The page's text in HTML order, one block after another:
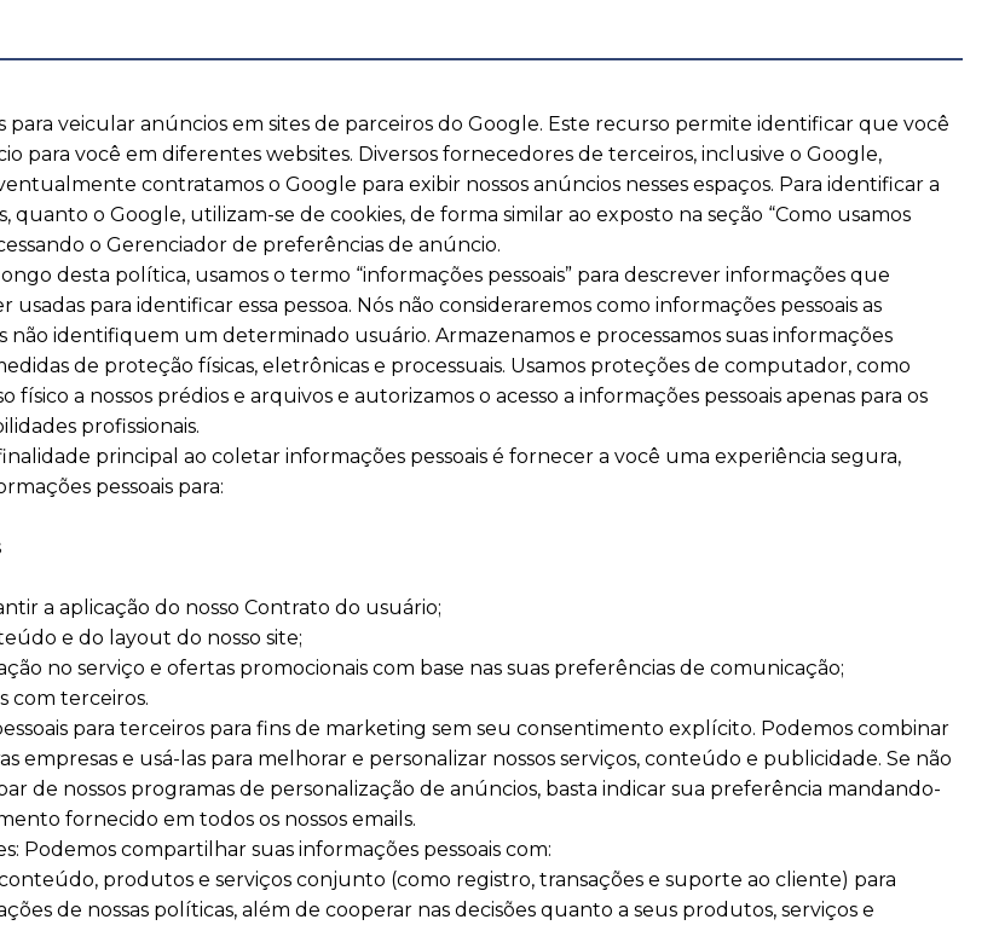
veicular anúncios em sites de parceiros do Google. Este recurso permite identificar que você
para você em diferentes websites. Diversos fornecedores de terceiros, inclusive o Google,
contratamos o Google para exibir nossos anúncios nesses espaços. Para identificar a
o Google, utilizam-se de cookies, de forma similar ao exposto na seção “Como usamos
o Gerenciador de preferências de anúncio.
desta política, usamos o termo “informações pessoais” para descrever informações que
usadas para identificar essa pessoa. Nós não consideraremos como informações pessoais as
identifiquem um determinado usuário. Armazenamos e processamos suas informações
de proteção físicas, eletrônicas e processuais. Usamos proteções de computador, como
a nossos prédios e arquivos e autorizamos o acesso a informações pessoais apenas para os
profissionais.
principal ao coletar informações pessoais é fornecer a você uma experiência segura,
pessoais para:
a aplicação do nosso Contrato do usuário;
e do layout do nosso site;
no serviço e ofertas promocionais com base nas suas preferências de comunicação;
com terceiros.
para terceiros para fins de marketing sem seu consentimento explícito. Podemos combinar
e usá-las para melhorar e personalizar nossos serviços, conteúdo e publicidade. Se não
de nossos programas de personalização de anúncios, basta indicar sua preferência mandando-
fornecido em todos os nossos emails.
Podemos compartilhar suas informações pessoais com:
produtos e serviços conjunto (como registro, transações e suporte ao cliente) para
de nossas políticas, além de cooperar nas decisões quanto a seus produtos, serviços e